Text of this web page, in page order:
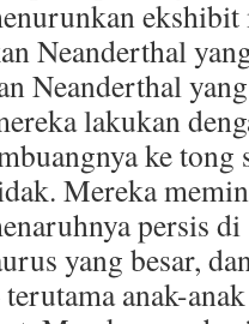
ekshibit
Neanderthal
Neanderthal
lakukan
ke tong
Mereka
persis
yang besar,
anak-